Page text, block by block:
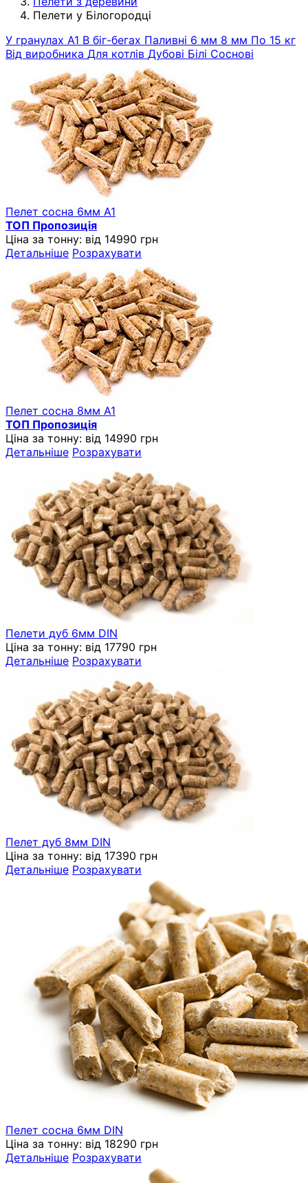
Пелети у Білогородці
У гранулах A1 В біг-бегах Паливні 6 мм 8 мм По 15 кг
Від виробника Для котлів Дубові Білі Соснові
Пелет сосна 6мм A1
ТОП Пропозиція
Ціна за тонну: від 14990 грн
Детальніше Розрахувати
Пелет сосна 8мм A1
ТОП Пропозиція
Ціна за тонну: від 14990 грн
Детальніше Розрахувати
Пелети дуб 6мм DIN
Ціна за тонну: від 17790 грн
Детальніше Розрахувати
Пелет дуб 8мм DIN
Ціна за тонну: від 17390 грн
Детальніше Розрахувати
Пелет сосна 6мм DIN
Ціна за тонну: від 18290 грн
Детальніше Розрахувати